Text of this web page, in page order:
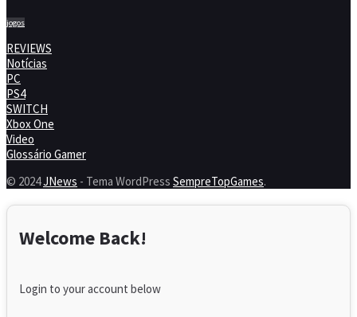
jogos
REVIEWS
Notícias
PC
PS4
SWITCH
Xbox One
Video
Glossário Gamer
© 2024JNews - Tema WordPress SempreTopGames.
Welcome Back!
Login to your account below